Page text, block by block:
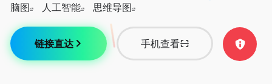
脑图
人工智能 思维导图
链接直达 手机查看